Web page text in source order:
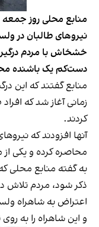
منابع محلی روز جمعه
نیروهای طالبان در
خشخاش با مردم درگیر
دست‌کم یک باشنده
زمانی آغاز شد که
کردند.
آنها افزودند که
محاصره کرده و یکی از
به گفته منابع محلی
ذکر شود، مردم تلاش
اعتراض به شاهراه
و این شاهراه را به